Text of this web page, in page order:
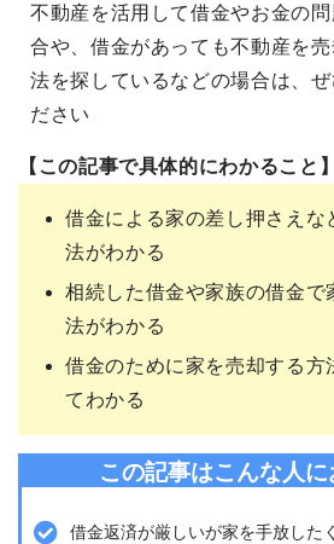
不動産を活用して借金やお金の
合や、借金があっても不動産を
法を探しているなどの場合は、ぜ
ださい
【この記事で具体的にわかること】
借金による家の差し押さえな
法がわかる
相続した借金や家族の借金で
法がわかる
借金のために家を売却する方
てわかる
この記事はこんな人に
借金返済が厳しいが家を手放した